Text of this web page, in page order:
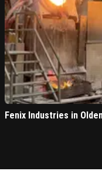
Fenix Industries in